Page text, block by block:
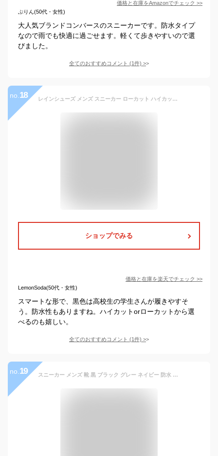
価格と在庫をAmazonでチェック >>
ぷりん(50代・女性)
大人気ブランドコンバースのスニーカーです。防水タイプ
なので雨でも快適に過ごせます。軽くて歩きやすいので選
びました。
全てのおすすめコメント (1件) >
no. 18 レインシューズ メンズ スニーカー ローカット ハイカット 撥水 防水 晴雨兼用 黒 ブラック カジュアルシューズ 靴
ショップでみる
価格と在庫を楽天でチェック >>
LemonSoda(50代・女性)
スマートな形で、黒色は高校生の学生さんが履きやすそ
う。防水性もありますね。ハイカットorローカットから選
べるのも嬉しい。
全てのおすすめコメント (1件) >
no. 19 スニーカー メンズ 靴 黒 ブラック グレー ネイビー 防水 雨 軽量 軽い 幅広 4E 外反母趾 抗菌 防臭 おしゃれ ウォーキングシューズ トレッキングシューズ 風 歩きやすい 疲れにくい 疲れない 大きいサイズ 通気性 サプリスト moonstar SPLT M195